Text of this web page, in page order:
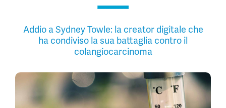
Addio a Sydney Towle: la creator digitale che
ha condiviso la sua battaglia contro il
colangiocarcinoma